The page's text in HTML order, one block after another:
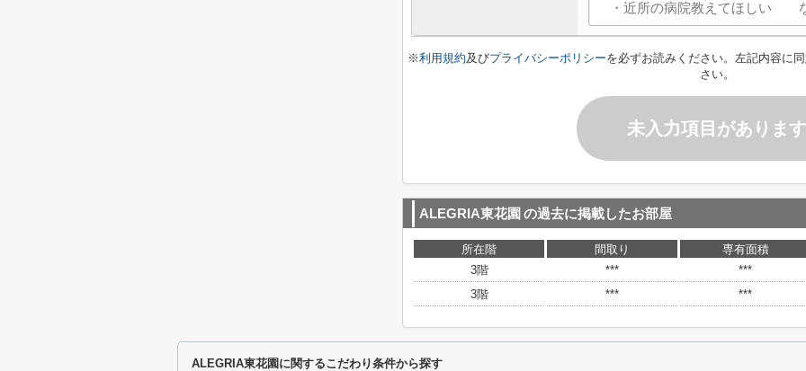
※利用規約及びプライバシーポリシーを必ずお読みください。左記内容に
さい。
未入力項目があります
ALEGRIA東花園 の過去に掲載したお部屋
所在階 間取り
専有面積
3階
***
***
3階
*** ***
ALEGRIA東花園に関するこだわり条件から探す